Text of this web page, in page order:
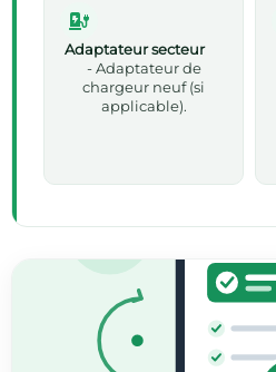
Adaptateur secteur
- Adaptateur de
chargeur neuf (si
applicable).